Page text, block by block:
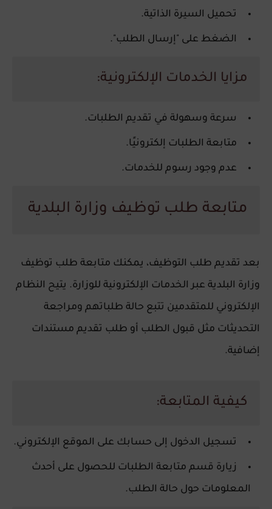
تحميل السيرة الذاتية.
الضغط على "إرسال الطلب".
مزايا الخدمات الإلكترونية:
سرعة وسهولة في تقديم الطلبات.
متابعة الطلبات إلكترونيًا.
عدم وجود رسوم للخدمات.
متابعة طلب توظيف وزارة البلدية
بعد تقديم طلب التوظيف، يمكنك متابعة طلب توظيف
وزارة البلدية عبر الخدمات الإلكترونية للوزارة. يتيح النظام
الإلكتروني للمتقدمين تتبع حالة طلباتهم ومراجعة
التحديثات مثل قبول الطلب أو طلب تقديم مستندات
إضافية.
كيفية المتابعة:
تسجيل الدخول إلى حسابك على الموقع الإلكتروني.
زيارة قسم متابعة الطلبات للحصول على أحدث
المعلومات حول حالة الطلب.